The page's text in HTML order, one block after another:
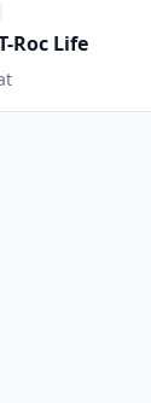
Roc Life